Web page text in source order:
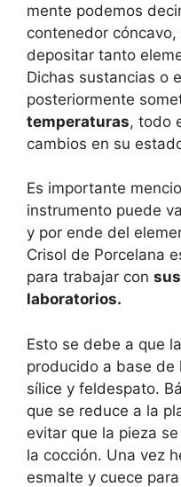
mente podemos
contenedor
depositar tanto
Dichas sustancias o
posteriormente
temperaturas, todo
cambios en su
Es importante
instrumento puede
y por ende del
Crisol de Porcelana
para trabajar con
laboratorios.
Esto se debe a que
producido a base de
sílice y feldespato.
que se reduce a la
evitar que la pieza
la cocción. Una vez
esmalte y cuece